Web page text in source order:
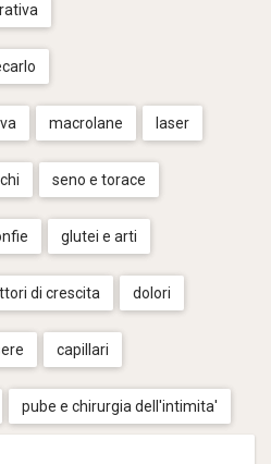
macrolane laser
seno e torace
glutei e arti
di crescita dolori
capillari
pube e chirurgia dell'intimita'